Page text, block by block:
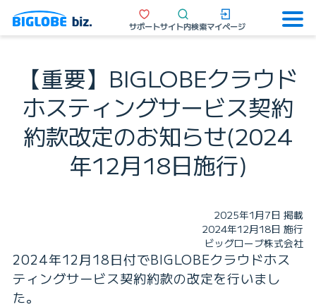
サポートサイト内検索マイページ
【重要】BIGLOBEクラウド
ホスティングサービス契約
約款改定のお知らせ(2024
年12月18日施行)
2025年1月7日 掲載
2024年12月18日 施行
ビッグローブ株式会社
2024年12月18日付でBIGLOBEクラウドホス
ティングサービス契約約款の改定を行いまし
た。